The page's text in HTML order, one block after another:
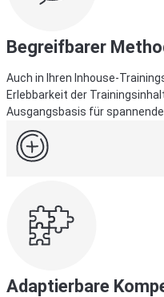
Begreifbarer
Auch in Ihren Inhouse-
Erlebbarkeit der
Ausgangsbasis für
Adaptierbare